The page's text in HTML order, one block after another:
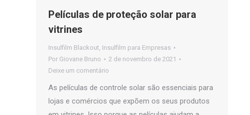
Películas de proteção solar para
vitrines
Insulfilm Blackout, Insulfilm para Empresas
Por Giovane Bruno
2 de novembro de 2021
Deixe um comentário
As películas de controle solar são essenciais para
lojas e comércios que expõem os seus produtos